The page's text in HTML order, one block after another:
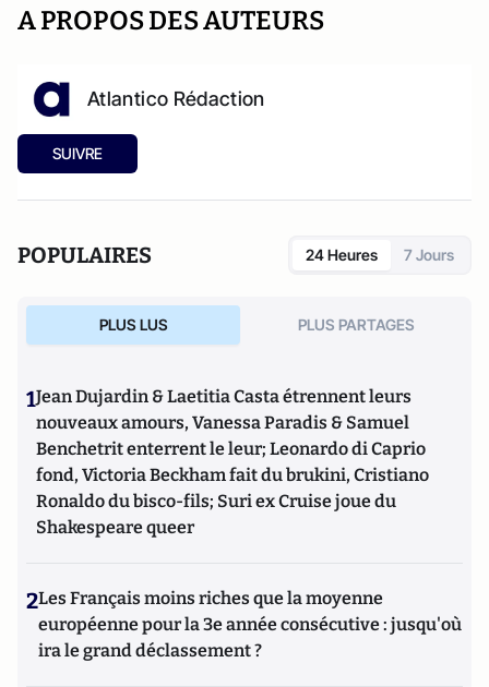
A PROPOS DES AUTEURS
Atlantico Rédaction
SUIVRE
POPULAIRES 24 Heures 7 Jours
PLUS LUS PLUS PARTAGES
1Jean Dujardin & Laetitia Casta étrennent leurs
nouveaux amours, Vanessa Paradis & Samuel
Benchetrit enterrent le leur; Leonardo di Caprio
fond, Victoria Beckham fait du brukini, Cristiano
Ronaldo du bisco-fils; Suri ex Cruise joue du
Shakespeare queer
2Les Français moins riches que la moyenne
européenne pour la 3e année consécutive : jusqu'où
ira le grand déclassement ?